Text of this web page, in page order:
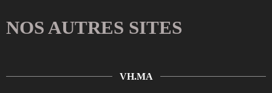
NOS AUTRES SITES
VH.MA